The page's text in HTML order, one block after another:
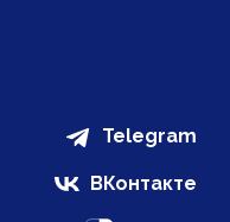
Telegram
ВКонтакте